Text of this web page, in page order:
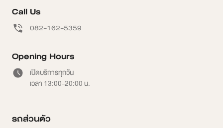
Call Us
082-162-5359
Opening Hours
เปิดบริการทุกวัน
เวลา 13:00-20:00 น.
รถส่วนตัว